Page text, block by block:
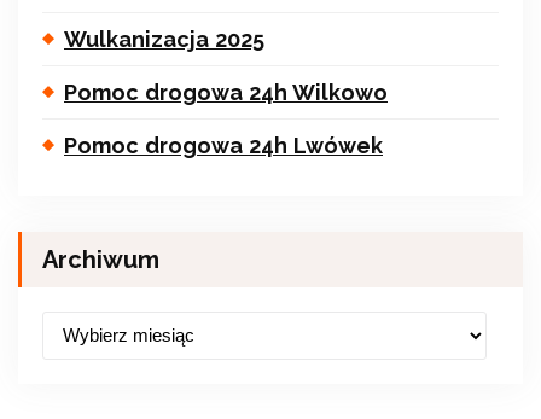
Wulkanizacja 2025
Pomoc drogowa 24h Wilkowo
Pomoc drogowa 24h Lwówek
Archiwum